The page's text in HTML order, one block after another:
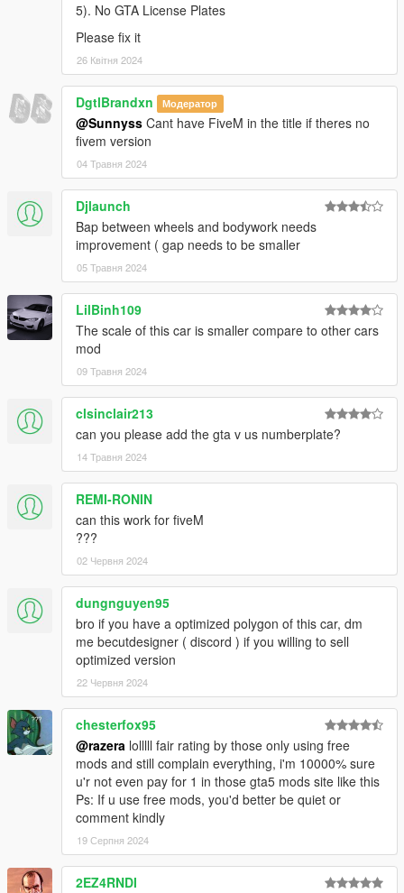
5). No GTA License Plates
Please fix it
26 Квітня 2024
DgtlBrandxn Модератор
@Sunnyss Cant have FiveM in the title if theres no
fivem version
04 Травня 2024
Djlaunch
Bap between wheels and bodywork needs
improvement ( gap needs to be smaller
05 Травня 2024
LilBinh109
The scale of this car is smaller compare to other cars
mod
09 Травня 2024
clsinclair213
can you please add the gta v us numberplate?
14 Травня 2024
REMI-RONIN
can this work for fiveM
???
02 Червня 2024
dungnguyen95
bro if you have a optimized polygon of this car, dm
me becutdesigner ( discord ) if you willing to sell
optimized version
22 Червня 2024
chesterfox95
@razera lolllll fair rating by those only using free
mods and still complain everything, i'm 10000% sure
u'r not even pay for 1 in those gta5 mods site like this
Ps: If u use free mods, you'd better be quiet or
comment kindly
19 Серпня 2024
2EZ4RNDI